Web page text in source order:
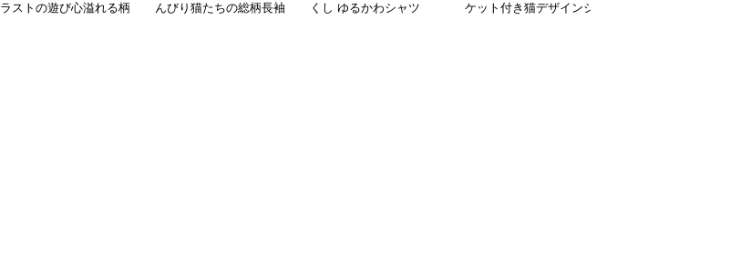
ラストの遊び心溢れる柄
んびり猫たちの総柄長袖
くし ゆるかわシャツ
ケット付き猫デザインシ